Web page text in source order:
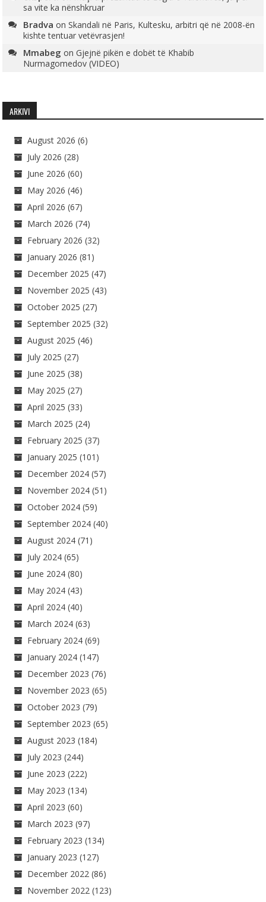
sa vite ka nënshkruar
Bradva onSkandali në Paris, Kultesku, arbitri që në 2008-ën
kishte tentuar vetëvrasjen!
Mmabeg onGjejnë pikën e dobët të Khabib
Nurmagomedov (VIDEO)
ARKIVI
August 2026 (6)
July 2026 (28)
June 2026 (60)
May 2026 (46)
April 2026 (67)
March 2026 (74)
February 2026 (32)
January 2026 (81)
December 2025 (47)
November 2025 (43)
October 2025 (27)
September 2025 (32)
August 2025 (46)
July 2025 (27)
June 2025 (38)
May 2025 (27)
April 2025 (33)
March 2025 (24)
February 2025 (37)
January 2025 (101)
December 2024 (57)
November 2024 (51)
October 2024 (59)
September 2024 (40)
August 2024 (71)
July 2024 (65)
June 2024 (80)
May 2024 (43)
April 2024 (40)
March 2024 (63)
February 2024 (69)
January 2024 (147)
December 2023 (76)
November 2023 (65)
October 2023 (79)
September 2023 (65)
August 2023 (184)
July 2023 (244)
June 2023 (222)
May 2023 (134)
April 2023 (60)
March 2023 (97)
February 2023 (134)
January 2023 (127)
December 2022 (86)
November 2022 (123)